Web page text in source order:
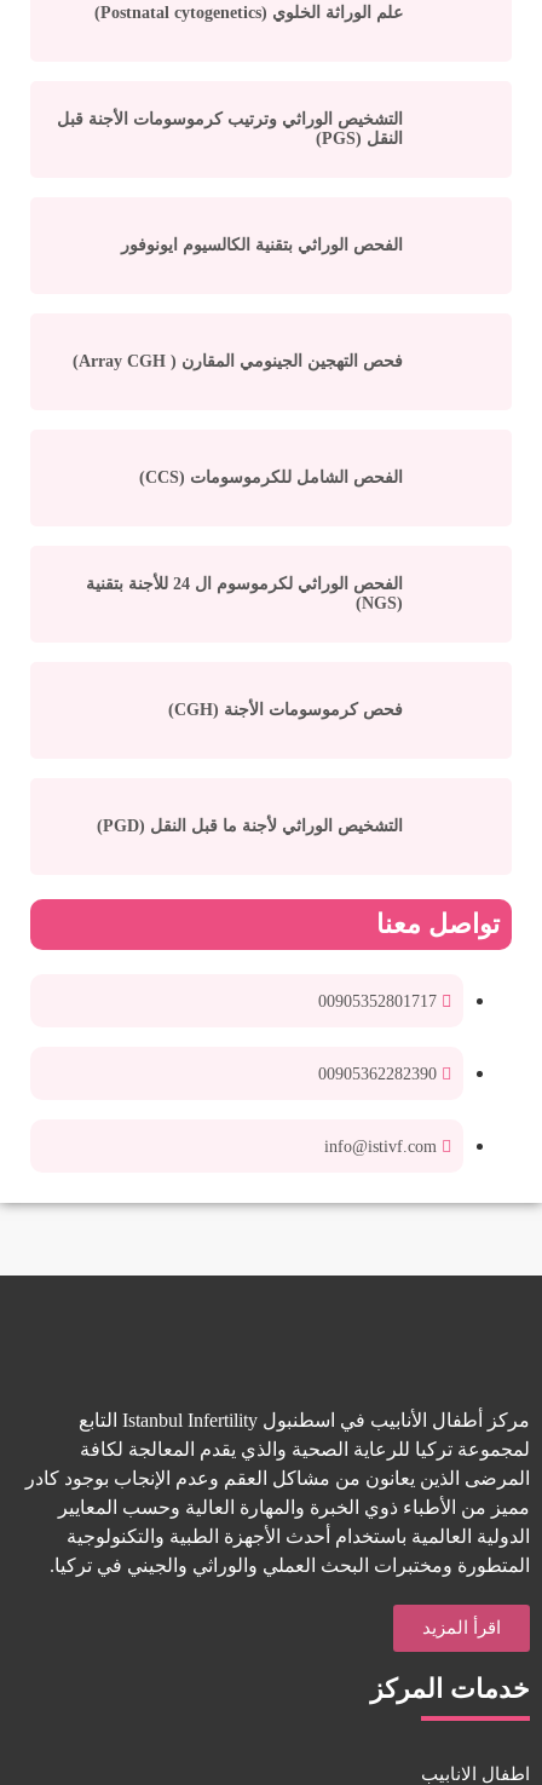
علم الوراثة الخلوي (Postnatal cytogenetics)
التشخيص الوراثي وترتيب كرموسومات الأجنة قبل
النقل (PGS)
الفحص الوراثي بتقنية الكالسيوم ايونوفور
فحص التهجين الجينومي المقارن ( Array CGH)
الفحص الشامل للكرموسومات (CCS)
الفحص الوراثي لكرموسوم ال 24 للأجنة بتقنية
(NGS)
فحص كرموسومات الأجنة (CGH)
التشخيص الوراثي لأجنة ما قبل النقل (PGD)
تواصل معنا
00905352801717
00905362282390
info@istivf.com
مركز أطفال الأنابيب في اسطنبول Istanbul Infertility التابع
لمجموعة تركيا للرعاية الصحية والذي يقدم المعالجة لكافة
المرضى الذين يعانون من مشاكل العقم وعدم الإنجاب بوجود كادر
مميز من الأطباء ذوي الخبرة والمهارة العالية وحسب المعايير
الدولية العالمية باستخدام أحدث الأجهزة الطبية والتكنولوجية
المتطورة ومختبرات البحث العملي والوراثي والجيني في تركيا.
اقرأ المزيد
خدمات المركز
اطفال الانابيب